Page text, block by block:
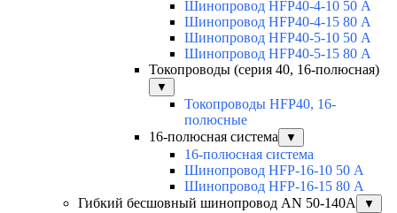
Шинопровод HFP40-4-10 50 А
Шинопровод HFP40-4-15 80 А
Шинопровод HFP40-5-10 50 А
Шинопровод HFP40-5-15 80 А
Токопроводы (серия 40, 16-полюсная)
▼
Токопроводы HFP40, 16-
полюсные
16-полюсная система
▼
16-полюсная система
Шинопровод HFP-16-10 50 А
Шинопровод HFP-16-15 80 А
Гибкий бесшовный шинопровод AN 50-140А
▼